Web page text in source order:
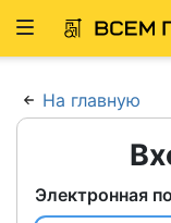
Развернуть
На главную
Электронная